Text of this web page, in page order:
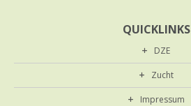
QUICKLINKS
DZE
Zucht
Impressum